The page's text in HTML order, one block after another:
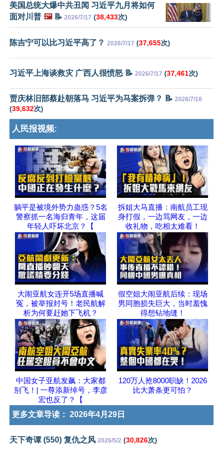
美国总统大爆中共丑闻 习近平九月将如何
面对川普 🖼️📝 2026/7/17 (38,433次)
陈吉宁可以比习近平高了？ 2026/7/17 (37,655次)
习近平上海谈救灾 广西人很愤怒 📝 2026/7/17 (37,461次)
贾庆林旧部蔡赴朝落马 习近平为马案拆弹？ 📝 2026/7/16
(39,632次)
人民报视频:
躺平是被境外势力蛊惑？5名
警察抓一名海归青年，这届
年轻人吓坏北京？【
拆姐大马直播：南航员工现
身打假，一边骂网友，一边
收礼物，吃相太难看！
大闹亚航女连开5场直播喊
冤，被举报封号！老民航解
析为何要赶她下飞机？
假空姐大闹亚航后续：现场
男同胞损失巨大，当时羞愧
得想钻地缝！
中国女子亚航发飙：大家都
别飞！| 一尊添新绰号，李彦
宏也反了？【
120万人抢8000职缺！2026
比大萧条更可怕？
更多文章导读： 2026年4月29日
天下奇谭 (550) 复仇之风 2026/5/2 (30,826次)